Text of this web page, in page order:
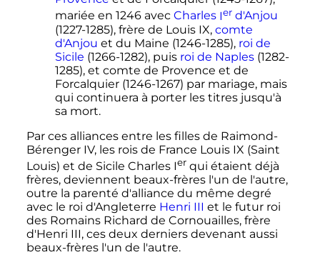
mariée en 1246 avec Charles Ierd'Anjou
(1227-1285), frère de Louis IX, comte
d'Anjou et du Maine (1246-1285), roi de
Sicile (1266-1282), puis roi de Naples(1282-
1285), et comte de Provence et de
Forcalquier (1246-1267) par mariage, mais
qui continuera à porter les titres jusqu'à
sa mort.
Par ces alliances entre les filles de Raimond-
Bérenger IV, les rois de France Louis IX (Saint
Louis) et de Sicile Charles Ierqui étaient déjà
frères, deviennent beaux-frères l'un de l'autre,
outre la parenté d'alliance du même degré
avec le roi d'Angleterre Henri III et le futur roi
des Romains Richard de Cornouailles, frère
d'Henri III, ces deux derniers devenant aussi
beaux-frères l'un de l'autre.